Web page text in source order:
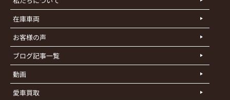
在庫車両
お客様の声
ブログ記事一覧
動画
愛車買取